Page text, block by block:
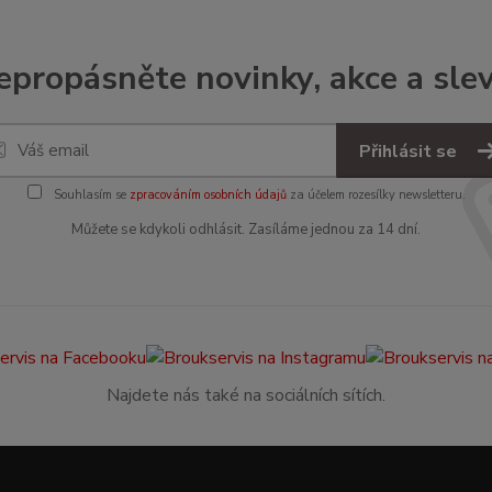
novinky, akce a
Přihlásit se
Souhlasím se zpracováním osobních údajůza účelem rozesílky newsletteru.
Můžete se kdykoli odhlásit. Zasíláme jednou za 14 dní.
Najdete nás také na sociálních sítích.